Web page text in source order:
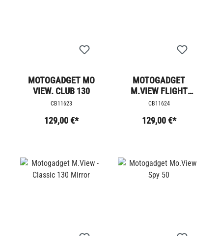
MOTOGADGET MO
VIEW. CLUB 130
CB11623
129,00 €*
MOTOGADGET
M.VIEW FLIGHT
RÉTROVISEUR
CB11624
129,00 €*